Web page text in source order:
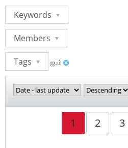
Keywords
Members
Tags ஜபம்
1 2 3